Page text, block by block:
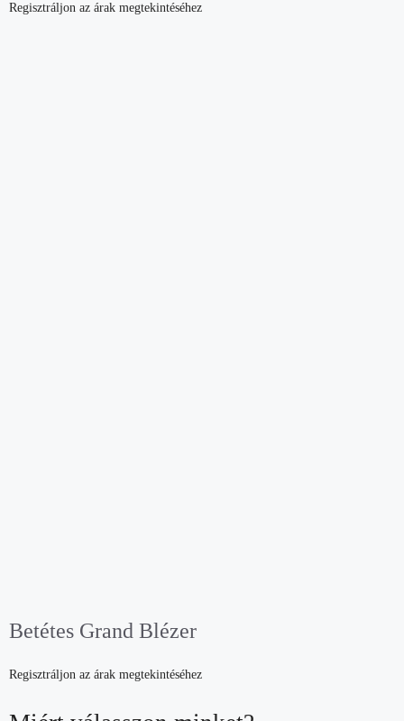
Regisztráljon az árak megtekintéséhez
Betétes Grand Blézer
Regisztráljon az árak megtekintéséhez